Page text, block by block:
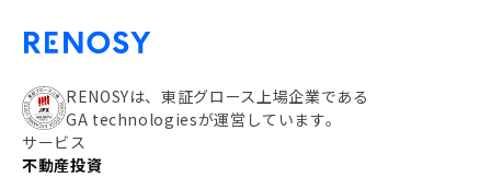
RENOSYは、東証グロース上場企業である
GA technologiesが運営しています。
サービス
不動産投資